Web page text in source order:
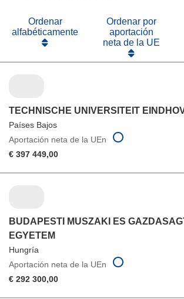
Ordenar
alfabéticamente
Ordenar por
aportación
neta de la UE
TECHNISCHE UNIVERSITEIT
Países Bajos
Aportación neta de la UEn
€ 397 449,00
BUDAPESTI MUSZAKI ES
EGYETEM
Hungría
Aportación neta de la UEn
€ 292 300,00